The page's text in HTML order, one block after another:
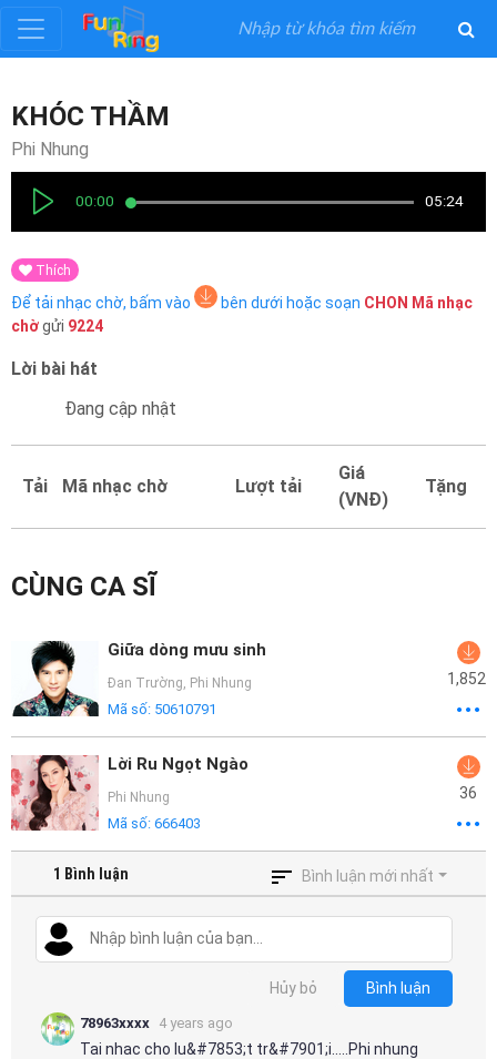
Đăng
ký
nhập
Thể
Loại
Nghệ
Mại
Dẫn
Funring
Doanh
Nghiệp
KHÓC THẦM
Phi Nhung
00:00 05:24
Thích
Để tải nhạc chờ, bấm vào bên dưới hoặc soạn CHON Mã nhạc
chờgửi 9224
Lời bài hát
Đang cập nhật
Tải Mã nhạc chờ Lượt tải
Giá
(VNĐ)
Tặng
CÙNG CA SĨ
Giữa dòng mưu sinh
Đan Trường, Phi Nhung
Mã số: 50610791
1,852
Lời Ru Ngọt Ngào
Phi Nhung
Mã số: 666403
36
1 Bình luận Bình luận mới nhất
Hủy bỏ Bình luận
78963xxxx 4 years ago
Tai nhac cho lu&#7853;t tr&#7901;i.....Phi nhung